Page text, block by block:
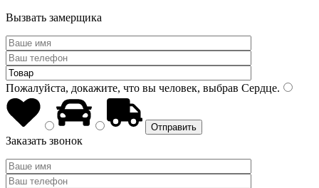
Вызвать замерщика
Пожалуйста, докажите, что вы человек, выбрав Сердце.
Заказать звонок